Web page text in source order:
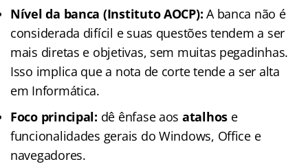
Nível da banca (Instituto AOCP): A banca não é
considerada difícil e suas questões tendem a ser
mais diretas e objetivas, sem muitas pegadinhas.
Isso implica que a nota de corte tende a ser alta
em Informática.
Foco principal: dê ênfase aos atalhos e
funcionalidades gerais do Windows, Office e
navegadores.